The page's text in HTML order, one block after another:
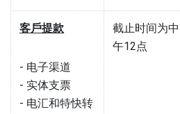
客戶提款
- 电子渠道
- 实体支票
- 电汇和特快转
截止时间为中
午12点